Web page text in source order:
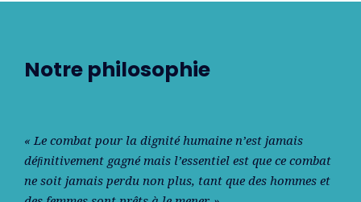
Notre philosophie
« Le combat pour la dignité humaine n’est jamais
déﬁnitivement gagné mais l’essentiel est que ce combat
ne soit jamais perdu non plus, tant que des hommes et